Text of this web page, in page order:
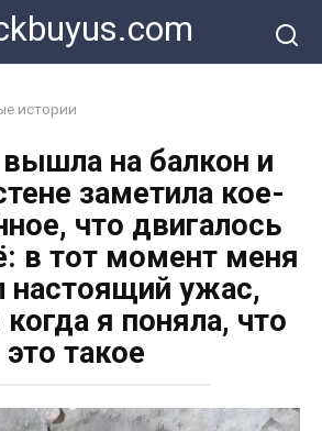
истории
на балкон и
заметила кое-
что двигалось
в тот момент меня
настоящий ужас,
я поняла, что
это такое